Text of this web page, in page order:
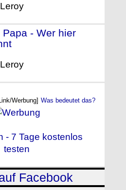
- Wer hier
Werbung] Was bedeutet das?
- 7 Tage kostenlos
testen
Facebook